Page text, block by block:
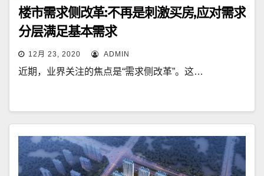
楼市需求侧改革:不再是刺激买房,应对需求
分层满足基本需求
12月 23, 2020 ADMIN
近期，业界关注的焦点是“需求侧改革”。这…